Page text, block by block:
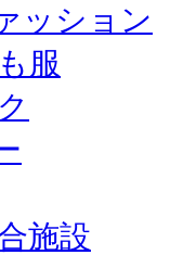
ッション
服
施設